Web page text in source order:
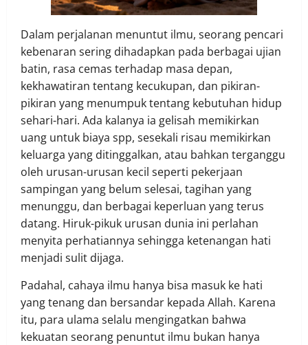
Dalam perjalanan menuntut ilmu, seorang pencari
kebenaran sering dihadapkan pada berbagai ujian
batin, rasa cemas terhadap masa depan,
kekhawatiran tentang kecukupan, dan pikiran-
pikiran yang menumpuk tentang kebutuhan hidup
sehari-hari. Ada kalanya ia gelisah memikirkan
uang untuk biaya spp, sesekali risau memikirkan
keluarga yang ditinggalkan, atau bahkan terganggu
oleh urusan-urusan kecil seperti pekerjaan
sampingan yang belum selesai, tagihan yang
menunggu, dan berbagai keperluan yang terus
datang. Hiruk-pikuk urusan dunia ini perlahan
menyita perhatiannya sehingga ketenangan hati
menjadi sulit dijaga.
Padahal, cahaya ilmu hanya bisa masuk ke hati
yang tenang dan bersandar kepada Allah. Karena
itu, para ulama selalu mengingatkan bahwa
kekuatan seorang penuntut ilmu bukan hanya